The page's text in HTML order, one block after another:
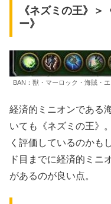
《ネズミの王》＞
ー》
BAN：獣・マーロック・海賊・
経済的ミニオンである
いても《ネズミの王》
く評価しているのかも
ド目までに経済的ミニ
があるのが良い点。